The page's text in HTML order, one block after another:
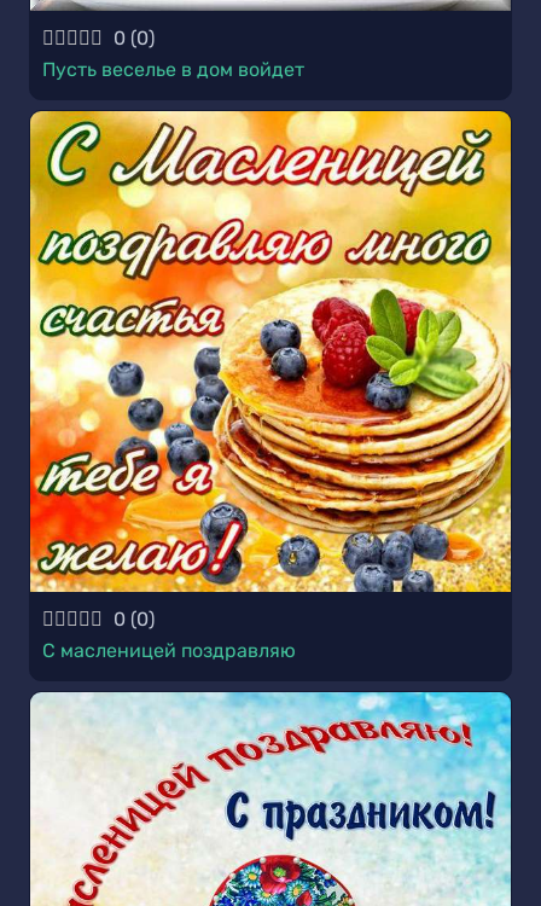
0 (0)
Пусть веселье в дом войдет
0 (0)
С масленицей поздравляю